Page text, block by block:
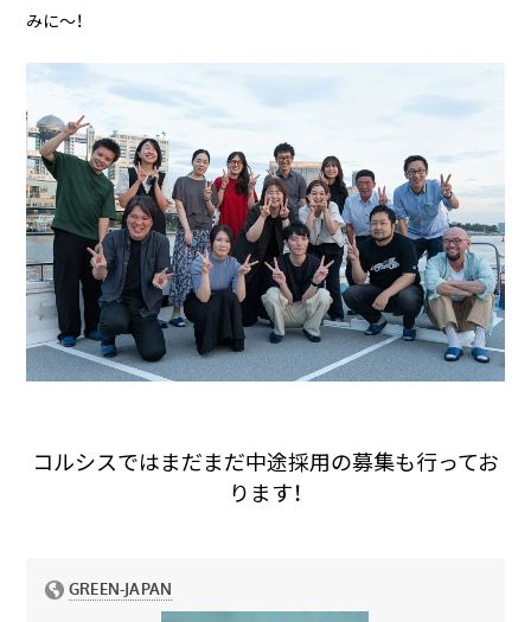
みに～！
コルシスではまだまだ中途採用の募集も行ってお
ります！